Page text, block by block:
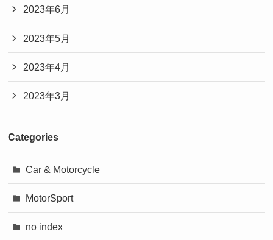
2023年6月
2023年5月
2023年4月
2023年3月
Categories
Car & Motorcycle
MotorSport
no index